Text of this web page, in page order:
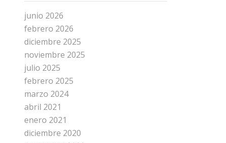
junio 2026
febrero 2026
diciembre 2025
noviembre 2025
julio 2025
febrero 2025
marzo 2024
abril 2021
enero 2021
diciembre 2020